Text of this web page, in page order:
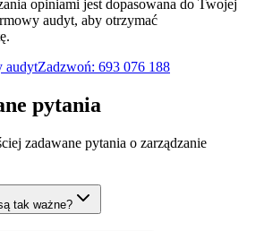
opiniami jest dopasowana do Twojej
audyt, aby otrzymać
audytZadzwoń: 693 076 188
pytania
zadawane pytania o zarządzanie
tak ważne?